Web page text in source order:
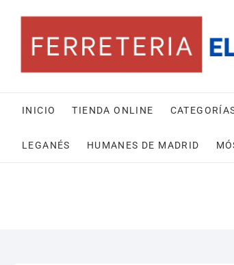
contenido
INICIO TIENDA ONLINE
LEGANÉS HUMANES DE MADRID